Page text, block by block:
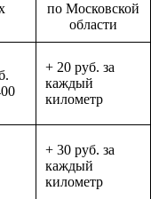
по Московской
области
+ 20 руб. за
каждый
километр
+ 30 руб. за
каждый
километр